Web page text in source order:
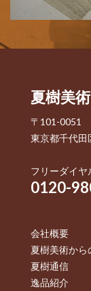
夏樹美術
〒101-0051
東京都千代田
フリーダイ
0120-
会社概要
夏樹美術から
夏樹通信
逸品紹介